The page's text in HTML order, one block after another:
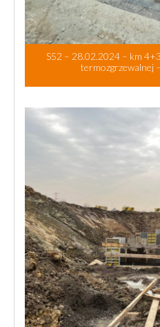
S52 – 28.02.2024 – km
termozgrzewalnej